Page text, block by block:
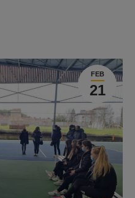
FEB
21